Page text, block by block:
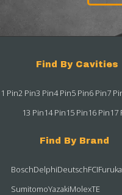
Find By Cavities
1 Pin2 Pin3 Pin4 Pin5 Pin6 Pin7
13 Pin14 Pin15 Pin16 Pin17
Find By Brand
BoschDelphiDeutschFCI
SumitomoYazakiMolexTE